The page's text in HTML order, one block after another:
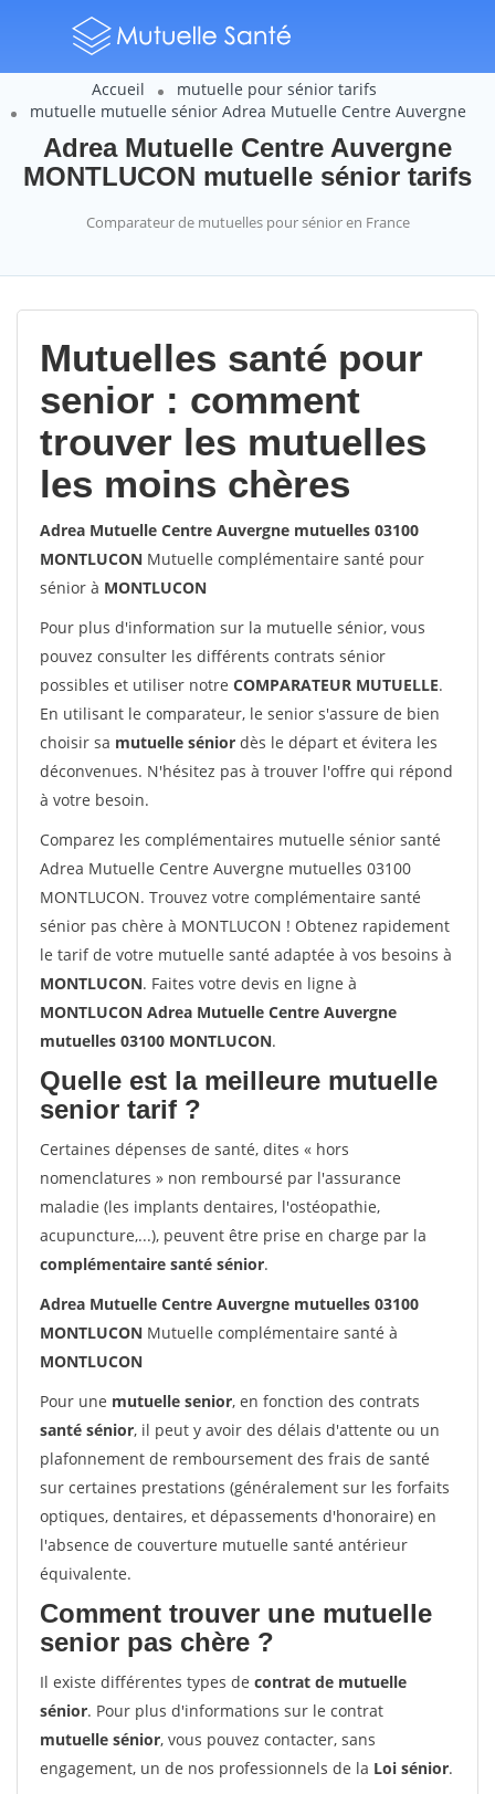
Accueil
mutuelle pour sénior tarifs
mutuelle mutuelle sénior Adrea Mutuelle Centre Auvergne
Adrea Mutuelle Centre Auvergne
MONTLUCON mutuelle sénior tarifs
Comparateur de mutuelles pour sénior en France
Mutuelles santé pour
senior : comment
trouver les mutuelles
les moins chères
Adrea Mutuelle Centre Auvergne mutuelles 03100
MONTLUCON Mutuelle complémentaire santé pour
sénior à MONTLUCON
Pour plus d'information sur la mutuelle sénior, vous
pouvez consulter les différents contrats sénior
possibles et utiliser notre COMPARATEUR MUTUELLE.
En utilisant le comparateur, le senior s'assure de bien
choisir sa mutuelle sénior dès le départ et évitera les
déconvenues. N'hésitez pas à trouver l'offre qui répond
à votre besoin.
Comparez les complémentaires mutuelle sénior santé
Adrea Mutuelle Centre Auvergne mutuelles 03100
MONTLUCON. Trouvez votre complémentaire santé
sénior pas chère à MONTLUCON ! Obtenez rapidement
le tarif de votre mutuelle santé adaptée à vos besoins à
MONTLUCON. Faites votre devis en ligne à
MONTLUCON Adrea Mutuelle Centre Auvergne
mutuelles 03100 MONTLUCON.
Quelle est la meilleure mutuelle
senior tarif ?
Certaines dépenses de santé, dites « hors
nomenclatures » non remboursé par l'assurance
maladie (les implants dentaires, l'ostéopathie,
acupuncture,...), peuvent être prise en charge par la
complémentaire santé sénior.
Adrea Mutuelle Centre Auvergne mutuelles 03100
MONTLUCON Mutuelle complémentaire santé à
MONTLUCON
Pour une mutuelle senior, en fonction des contrats
santé sénior, il peut y avoir des délais d'attente ou un
plafonnement de remboursement des frais de santé
sur certaines prestations (généralement sur les forfaits
optiques, dentaires, et dépassements d'honoraire) en
l'absence de couverture mutuelle santé antérieur
équivalente.
Comment trouver une mutuelle
senior pas chère ?
Il existe différentes types de contrat de mutuelle
sénior. Pour plus d'informations sur le contrat
mutuelle sénior, vous pouvez contacter, sans
engagement, un de nos professionnels de la Loi sénior.